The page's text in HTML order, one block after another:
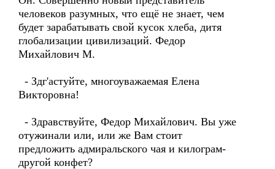
человеков разумных, что ещё не знает, чем
будет зарабатывать свой кусок хлеба, дитя
глобализации цивилизаций. Федор
Михайлович М.
- Здг'астуйте, многоуважаемая Елена
Викторовна!
- Здравствуйте, Федор Михайлович. Вы уже
отужинали или, или же Вам стоит
предложить адмиральского чая и килограм-
другой конфет?